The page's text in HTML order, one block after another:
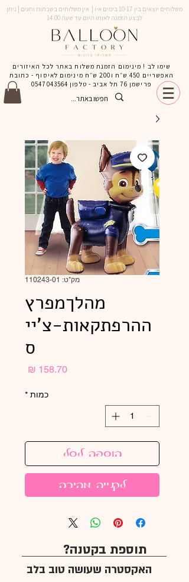
משלוחים יוצאים בין 10-17 בימים א-ו | אין משלוחים בשבתות וחגים | ניתן
לבצע הזמנה לאותו היום עד שעה 14:00
שימו לב ! מינימום הזמנת משלוח באתר לכל האיזורים
האפשריים 450 ש״ח ו200 ש״ח מינימום לאיסוף - כתובת
פרישמן 76 תל אביב - טלפון
0547043564
מק"ט: 110243-01
מהלךמפרץ
ההרפתקאות-צ'יי
ס
כמות *
הוספה לסל
לקנייה מהירה
תוספת בקטנה?
האקסטרה שעושה טוב בלב